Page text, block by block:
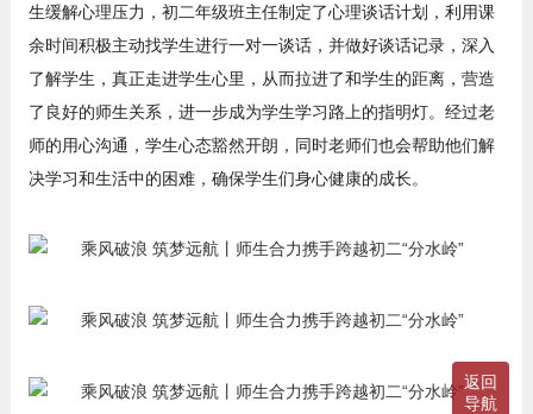
返回
导航
生缓解心理压力，初二年级班主任制定了心理谈话计划，利用课
余时间积极主动找学生进行一对一谈话，并做好谈话记录，深入
了解学生，真正走进学生心里，从而拉进了和学生的距离，营造
了良好的师生关系，进一步成为学生学习路上的指明灯。经过老
师的用心沟通，学生心态豁然开朗，同时老师们也会帮助他们解
决学习和生活中的困难，确保学生们身心健康的成长。